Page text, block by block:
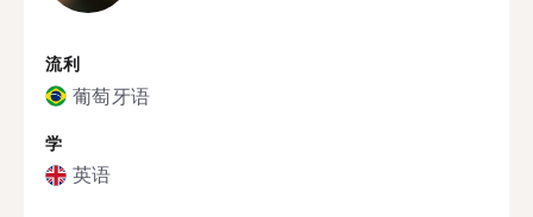
流利
葡萄牙语
学
英语